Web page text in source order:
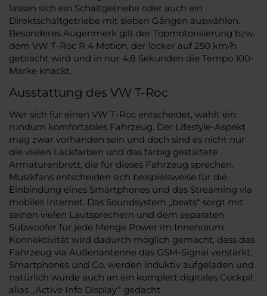
lassen sich ein Schaltgetriebe oder auch ein
Direktschaltgetriebe mit sieben Gängen auswählen.
Besonderes Augenmerk gilt der Topmotorisierung bzw.
dem VW T-Roc R 4 Motion, der locker auf 250 km/h
gebracht wird und in nur 4,8 Sekunden die Tempo 100-
Marke knackt.
Ausstattung des VW T-Roc
Wer sich für einen VW T-Roc entscheidet, wählt ein
rundum komfortables Fahrzeug. Der Lifestyle-Aspekt
mag zwar vorhanden sein und doch sind es nicht nur
die vielen Lackfarben und das farbig gestaltete
Armaturenbrett, die für dieses Fahrzeug sprechen.
Musikfans entscheiden sich beispielsweise für die
Einbindung eines Smartphones und das Streaming via
mobiles Internet. Das Soundsystem „beats“ sorgt mit
seinen vielen Lautsprechern und dem separaten
Subwoofer für jede Menge Power im Innenraum.
Konnektivität wird dadurch möglich gemacht, dass das
Fahrzeug via Außenantenne das GSM-Signal verstärkt.
Smartphones und Co. werden induktiv aufgeladen und
natürlich wurde auch an ein komplett digitales Cockpit
alias „Active Info Display“ gedacht.